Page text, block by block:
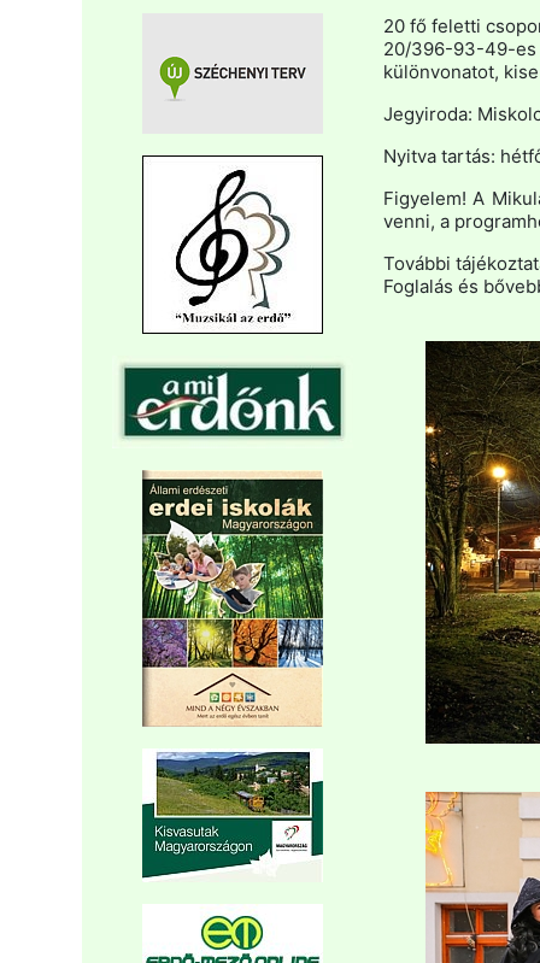
20 fő feletti
20/396-93-49-
különvonatot,
Jegyiroda:
Nyitva tartás:
Figyelem! A
venni, a
További
Foglalás és